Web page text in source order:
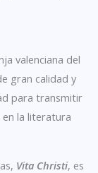
valenciana del
gran calidad y
para transmitir
la literatura
Vita Christi, es